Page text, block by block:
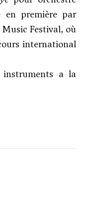
première par
Festival, où
international
a la